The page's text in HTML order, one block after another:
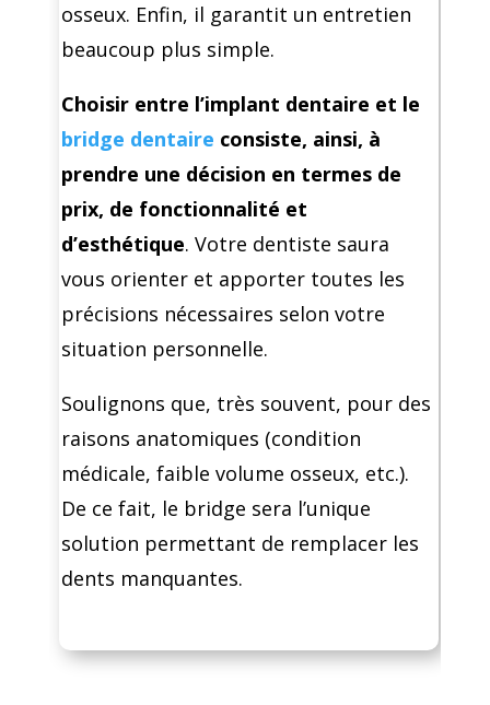
osseux. Enfin, il garantit un entretien
beaucoup plus simple.
Choisir entre l’implant dentaire et le
bridge dentaire consiste, ainsi, à
prendre une décision en termes de
prix, de fonctionnalité et
d’esthétique. Votre dentiste saura
vous orienter et apporter toutes les
précisions nécessaires selon votre
situation personnelle.
Soulignons que, très souvent, pour des
raisons anatomiques (condition
médicale, faible volume osseux, etc.).
De ce fait, le bridge sera l’unique
solution permettant de remplacer les
dents manquantes.